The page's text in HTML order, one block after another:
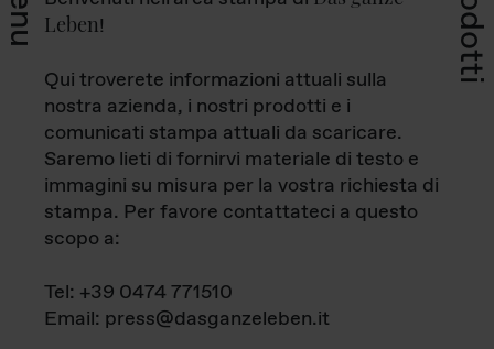
Leben!
Qui troverete informazioni attuali sulla
nostra azienda, i nostri prodotti e i
comunicati stampa attuali da scaricare.
Saremo lieti di fornirvi materiale di testo e
immagini su misura per la vostra richiesta di
stampa. Per favore contattateci a questo
scopo a:
Tel: +39 0474 771510
Email: press@dasganzeleben.it